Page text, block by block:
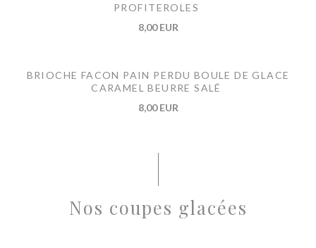
PROFITEROLES
8,00 EUR
BRIOCHE FACON PAIN PERDU BOULE DE GLACE
CARAMEL BEURRE SALÉ
8,00 EUR
Nos coupes glacées